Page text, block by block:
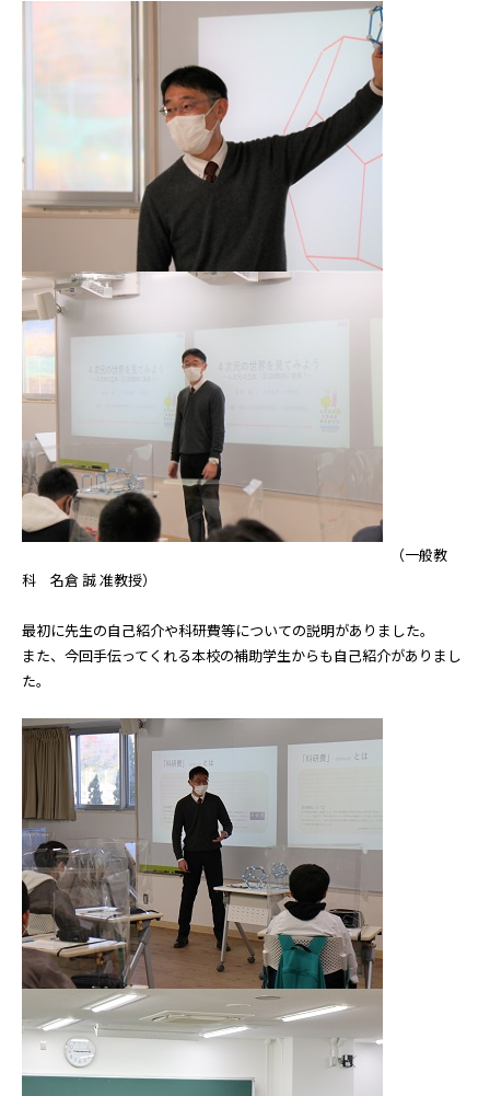
（一般教
科 名倉 誠 准教授）
最初に先生の自己紹介や科研費等についての説明がありました。
また、今回手伝ってくれる本校の補助学生からも自己紹介がありまし
た。